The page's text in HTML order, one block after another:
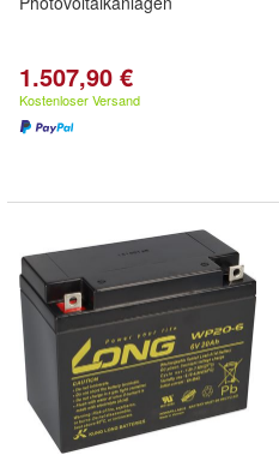
1.507,90 €
Kostenloser Versand